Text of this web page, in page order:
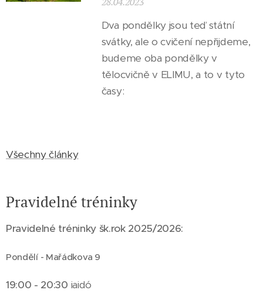
Dva pondělky jsou teď státní
svátky, ale o cvičení nepřijdeme,
budeme oba pondělky v
tělocvičně v ELIMU, a to v tyto
časy:
Všechny články
Pravidelné tréninky
Pravidelné tréninky šk.rok 2025/2026:
Pondělí - Mařádkova 9
19:00 - 20:30 iaidó